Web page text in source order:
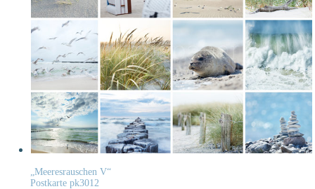
„Meeresrauschen V“
Postkarte pk3012